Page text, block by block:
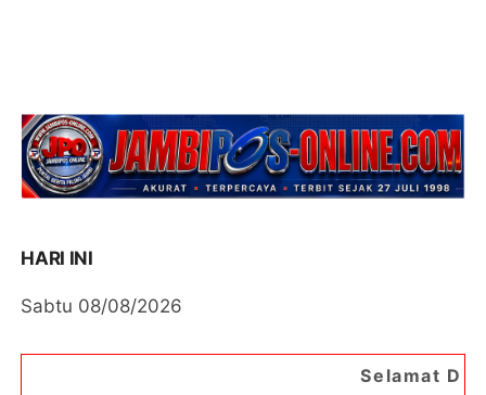
HARI INI
Sabtu 08/08/2026
Selamat Datang di Portal